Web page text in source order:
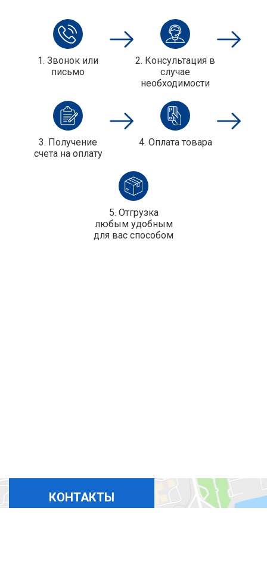
1. Звонок или
письмо
2. Консультация в
случае
необходимости
3. Получение
cчета на оплату
4. Оплата товара
5. Отгрузка
любым удобным
для вас способом
КОНТАКТЫ